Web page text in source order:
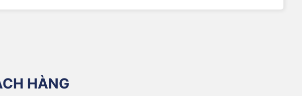
độc quyền của Goodyear giúp lốp thoát nước nhanh hơn 15% so với đời
HÀNG